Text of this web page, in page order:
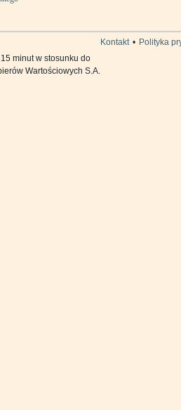
Kontakt • Polityka
minut w stosunku do
Wartościowych S.A.